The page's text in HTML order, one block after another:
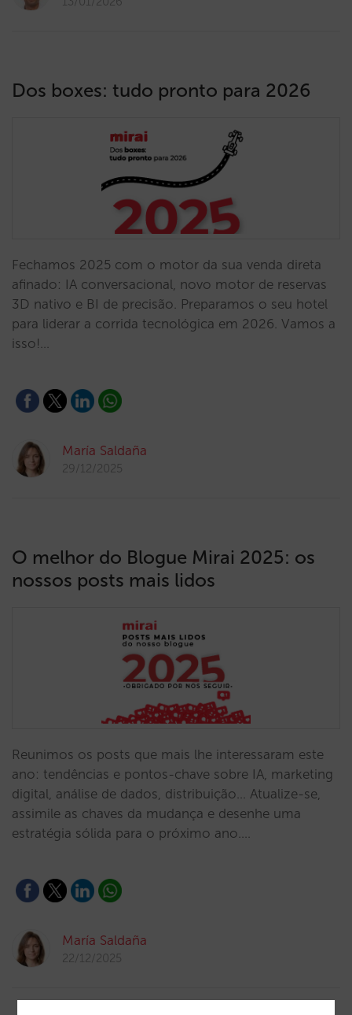
Dos boxes: tudo pronto para 2026
Fechamos 2025 com o motor da sua venda direta
afinado: IA conversacional, novo motor de reservas
3D nativo e BI de precisão. Preparamos o seu hotel
para liderar a corrida tecnológica em 2026. Vamos a
isso!…
María Saldaña
29/12/2025
O melhor do Blogue Mirai 2025: os
nossos posts mais lidos
Reunimos os posts que mais lhe interessaram este
ano: tendências e pontos-chave sobre IA, marketing
digital, análise de dados, distribuição… Atualize-se,
assimile as chaves da mudança e desenhe uma
estratégia sólida para o próximo ano.…
María Saldaña
22/12/2025